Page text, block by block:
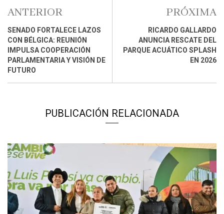
ANTERIOR
SENADO FORTALECE LAZOS
CON BÉLGICA: REUNIÓN
IMPULSA COOPERACIÓN
PARLAMENTARIA Y VISIÓN DE
FUTURO
PRÓXIMA
RICARDO GALLARDO
ANUNCIA RESCATE DEL
PARQUE ACUÁTICO SPLASH
EN 2026
PUBLICACIÓN RELACIONADA